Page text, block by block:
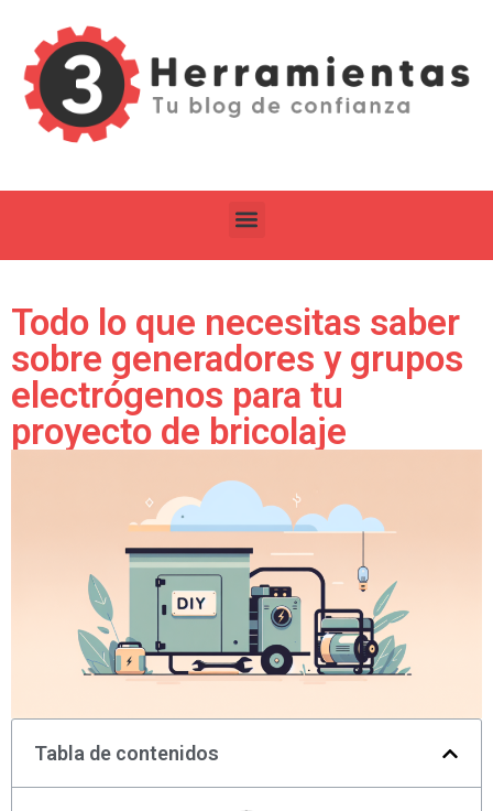
Todo lo que necesitas saber
sobre generadores y grupos
electrógenos para tu
proyecto de bricolaje
Tabla de contenidos